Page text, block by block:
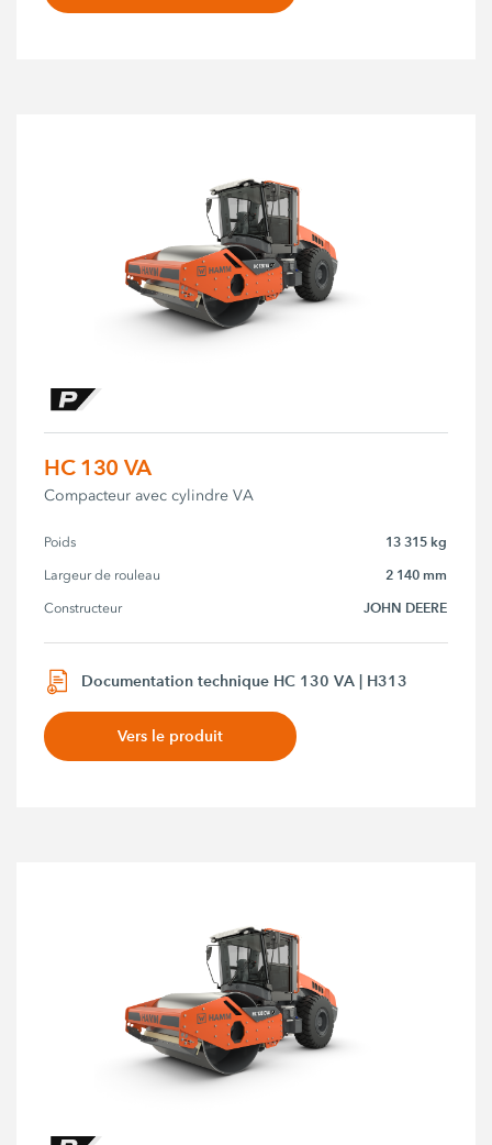
HC 130 VA
Compacteur avec cylindre VA
Poids 13 315 kg
Largeur de rouleau 2 140 mm
Constructeur JOHN DEERE
Documentation technique HC 130 VA | H313
Vers le produit